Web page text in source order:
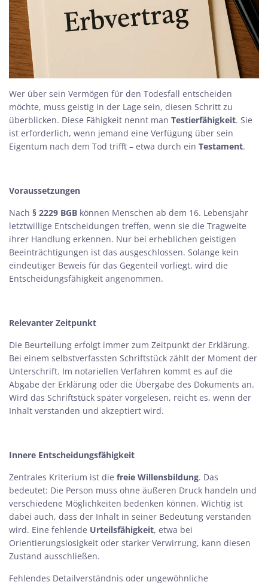
Wer über sein Vermögen für den Todesfall entscheiden
möchte, muss geistig in der Lage sein, diesen Schritt zu
überblicken. Diese Fähigkeit nennt man Testierfähigkeit. Sie
ist erforderlich, wenn jemand eine Verfügung über sein
Eigentum nach dem Tod trifft – etwa durch ein Testament.
Voraussetzungen
Nach § 2229 BGB können Menschen ab dem 16. Lebensjahr
letztwillige Entscheidungen treffen, wenn sie die Tragweite
ihrer Handlung erkennen. Nur bei erheblichen geistigen
Beeinträchtigungen ist das ausgeschlossen. Solange kein
eindeutiger Beweis für das Gegenteil vorliegt, wird die
Entscheidungsfähigkeit angenommen.
Relevanter Zeitpunkt
Die Beurteilung erfolgt immer zum Zeitpunkt der Erklärung.
Bei einem selbstverfassten Schriftstück zählt der Moment der
Unterschrift. Im notariellen Verfahren kommt es auf die
Abgabe der Erklärung oder die Übergabe des Dokuments an.
Wird das Schriftstück später vorgelesen, reicht es, wenn der
Inhalt verstanden und akzeptiert wird.
Innere Entscheidungsfähigkeit
Zentrales Kriterium ist die freie Willensbildung. Das
bedeutet: Die Person muss ohne äußeren Druck handeln und
verschiedene Möglichkeiten bedenken können. Wichtig ist
dabei auch, dass der Inhalt in seiner Bedeutung verstanden
wird. Eine fehlende Urteilsfähigkeit, etwa bei
Orientierungslosigkeit oder starker Verwirrung, kann diesen
Zustand ausschließen.
Fehlendes Detailverständnis oder ungewöhnliche